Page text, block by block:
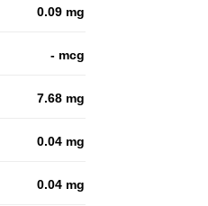
0.09 mg
- mcg
7.68 mg
0.04 mg
0.04 mg